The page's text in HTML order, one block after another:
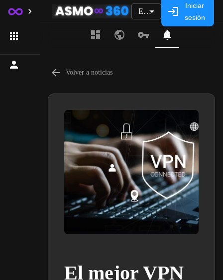
ES
Iniciar
sesión
Volver a noticias
El mejor VPN